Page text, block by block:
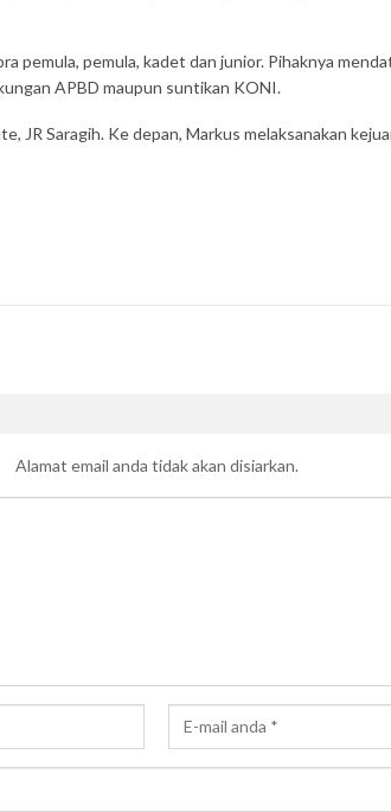
pemula, pemula, kadet dan junior. Pihaknya
APBD maupun suntikan KONI.
JR Saragih. Ke depan, Markus melaksanakan
Alamat email anda tidak akan disiarkan.